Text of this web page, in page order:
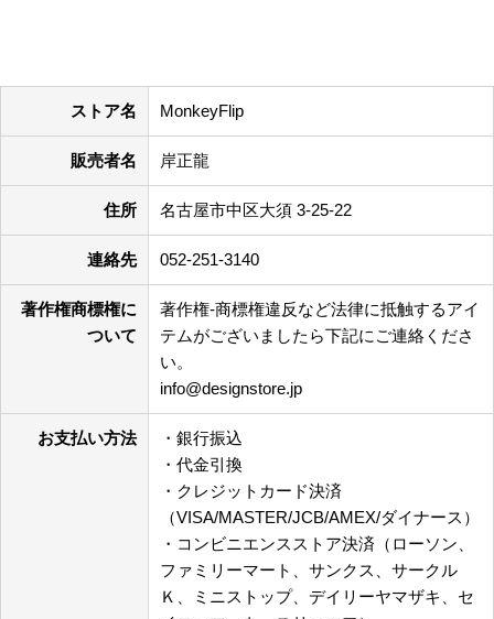
ストア名 MonkeyFlip
販売者名 岸正龍
住所 名古屋市中区大須 3-25-22
連絡先 052-251-3140
著作権商標権に
ついて
著作権-商標権違反など法律に抵触するアイ
テムがございましたら下記にご連絡くださ
い。
info@designstore.jp
お支払い方法
・銀行振込
・代金引換
・クレジットカード決済
（VISA/MASTER/JCB/AMEX/ダイナース）
・コンビニエンスストア決済（ローソン、
ファミリーマート、サンクス、サークル
Ｋ、ミニストップ、デイリーヤマザキ、セ